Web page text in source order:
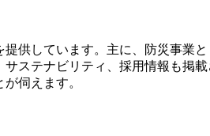
供しています。主に、防災事業
ステナビリティ、採用情報も掲
伺えます。